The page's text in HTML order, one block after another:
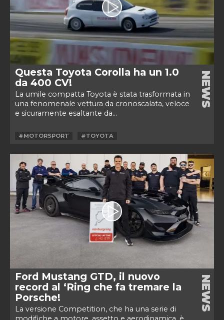
Questa Toyota Corolla ha un 1.0
da 400 CV!
La umile compatta Toyota è stata trasformata in
una fenomenale vettura da cronoscalata, veloce
e sicuramente esaltante da...
NEWS
#MOTORSPORT #TOYOTA
Ford Mustang GTD, il nuovo
record al ‘Ring che fa tremare la
Porsche!
La versione Competition, che ha una serie di
NEWS